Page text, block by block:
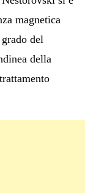
magnetica
del
della